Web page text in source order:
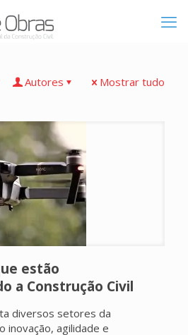
Autores Mostrar tudo
estão
a Construção Civil
diversos setores da
inovação, agilidade e